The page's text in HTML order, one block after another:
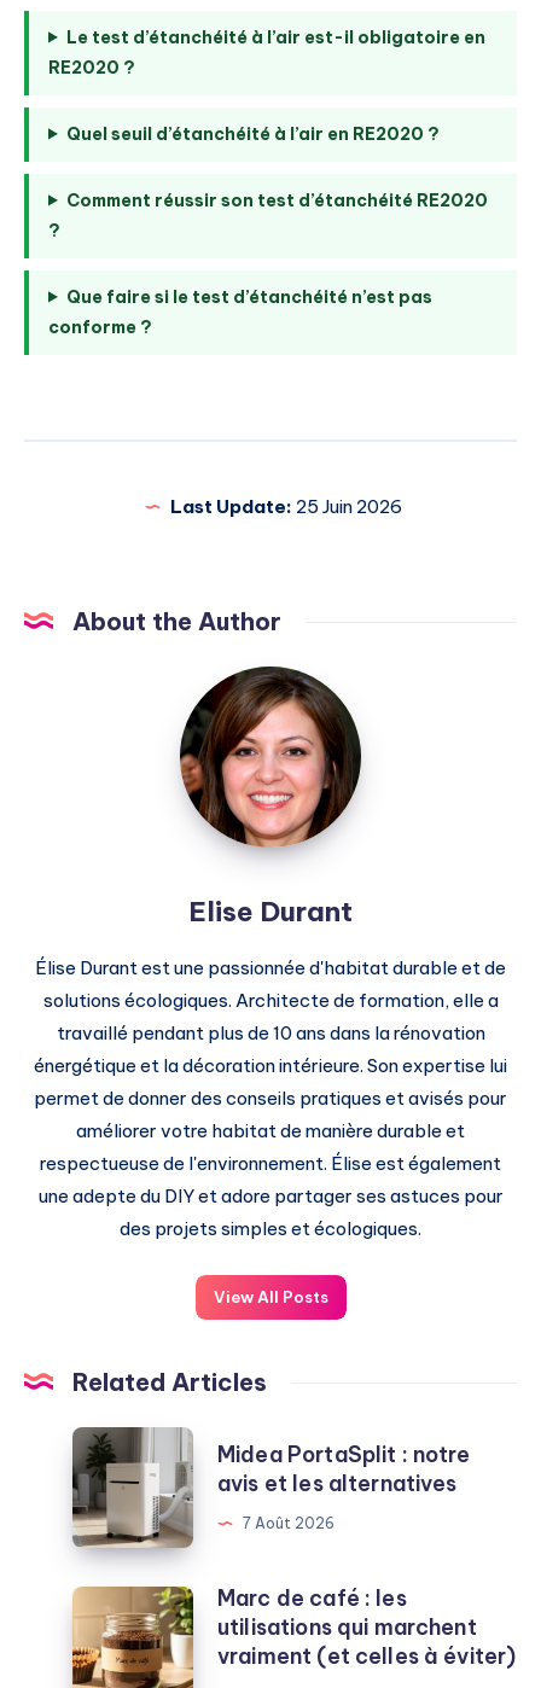
Le test d’étanchéité à l’air est-il obligatoire en
RE2020 ?
Quel seuil d’étanchéité à l’air en RE2020 ?
Comment réussir son test d’étanchéité RE2020
?
Que faire si le test d’étanchéité n’est pas
conforme ?
Last Update: 25 Juin 2026
About the Author
Elise
Durant
Elise Durant
Élise Durant est une passionnée d'habitat durable et de
solutions écologiques. Architecte de formation, elle a
travaillé pendant plus de 10 ans dans la rénovation
énergétique et la décoration intérieure. Son expertise lui
permet de donner des conseils pratiques et avisés pour
améliorer votre habitat de manière durable et
respectueuse de l'environnement. Élise est également
une adepte du DIY et adore partager ses astuces pour
des projets simples et écologiques.
View All Posts
Related Articles
Midea
PortaSplit
:
notre
avis
et
les
alternatives
Midea PortaSplit : notre
avis et les alternatives
7 Août 2026
Marc
café
Marc de café : les
utilisations qui marchent
vraiment (et celles à éviter)